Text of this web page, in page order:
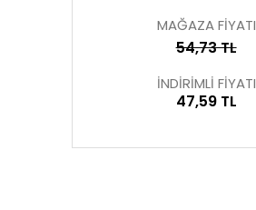
MAĞAZA FİYATI
54,73 TL
İNDİRİMLİ FİYATI
47,59 TL